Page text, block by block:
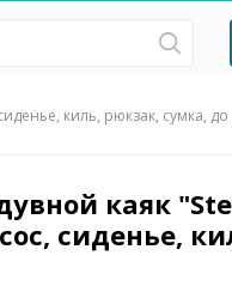
киль, рюкзак, сумка, до
каяк
сиденье,